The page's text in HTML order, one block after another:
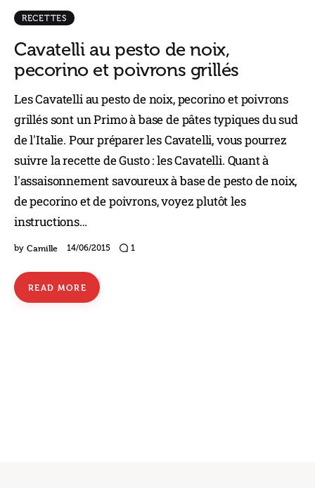
RECETTES
Cavatelli au pesto de noix,
pecorino et poivrons grillés
Les Cavatelli au pesto de noix, pecorino et poivrons
grillés sont un Primo à base de pâtes typiques du sud
de l'Italie. Pour préparer les Cavatelli, vous pourrez
suivre la recette de Gusto : les Cavatelli. Quant à
l'assaisonnement savoureux à base de pesto de noix,
de pecorino et de poivrons, voyez plutôt les
instructions…
by Camille 14/06/2015 1
READ MORE